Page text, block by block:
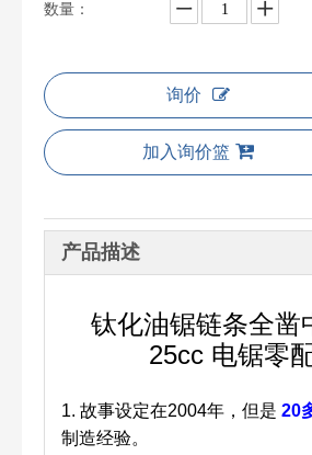
数量：
询价
加入询价篮
产品描述
钛化油锯链条全凿
25cc 电锯零
1. 故事设定在2004年，但是 20
制造经验。